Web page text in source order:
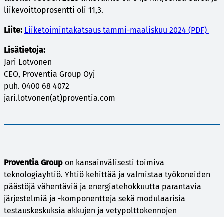
liikevoittoprosentti oli 11,3.
Liite: Liiketoimintakatsaus tammi-maaliskuu 2024 (PDF)
Lisätietoja:
Jari Lotvonen
CEO, Proventia Group Oyj
puh. 0400 68 4072
jari.lotvonen(at)proventia.com
Proventia Group on kansainvälisesti toimiva
teknologiayhtiö. Yhtiö kehittää ja valmistaa työkoneiden
päästöjä vähentäviä ja energiatehokkuutta parantavia
järjestelmiä ja -komponentteja sekä modulaarisia
testauskeskuksia akkujen ja vetypolttokennojen